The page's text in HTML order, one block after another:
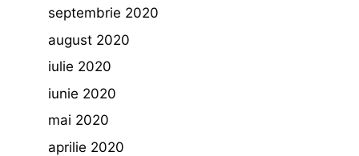
septembrie 2020
august 2020
iulie 2020
iunie 2020
mai 2020
aprilie 2020